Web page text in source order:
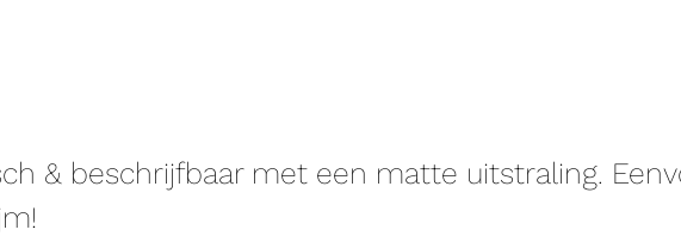
& beschrijfbaar met een matte uitstraling.